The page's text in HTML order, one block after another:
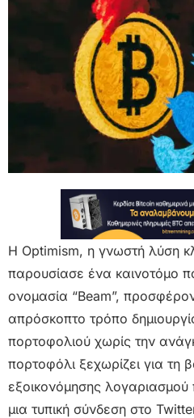
Η Optimism, η γνωστή λύση
παρουσίασε ένα καινοτόμο
ονομασία “Beam”,
απρόσκοπτο τρόπο
πορτοφολιού χωρίς την
πορτοφόλι ξεχωρίζει για τη
εξοικονόμησης λογαριασμού
μια τυπική σύνδεση στο